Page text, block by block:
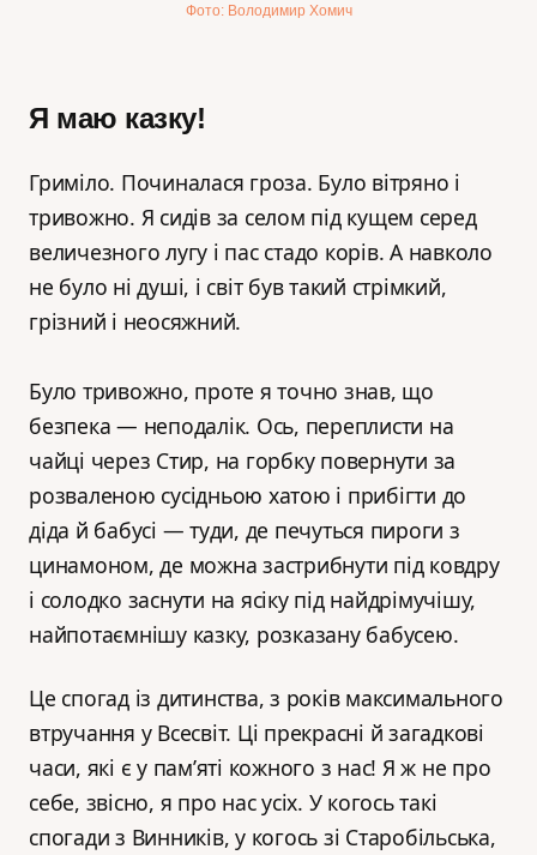
Фото: Володимир Хомич
Я маю казку!
Гриміло. Починалася гроза. Було вітряно і
тривожно. Я сидів за селом під кущем серед
величезного лугу і пас стадо корів. А навколо
не було ні душі, і світ був такий стрімкий,
грізний і неосяжний.
Було тривожно, проте я точно знав, що
безпека — неподалік. Ось, переплисти на
чайці через Стир, на горбку повернути за
розваленою сусідньою хатою і прибігти до
діда й бабусі — туди, де печуться пироги з
цинамоном, де можна застрибнути під ковдру
і солодко заснути на ясіку під найдрімучішу,
найпотаємнішу казку, розказану бабусею.
Це спогад із дитинства, з років максимального
втручання у Всесвіт. Ці прекрасні й загадкові
часи, які є у пам’яті кожного з нас! Я ж не про
себе, звісно, я про нас усіх. У когось такі
спогади з Винників, у когось зі Старобільська,